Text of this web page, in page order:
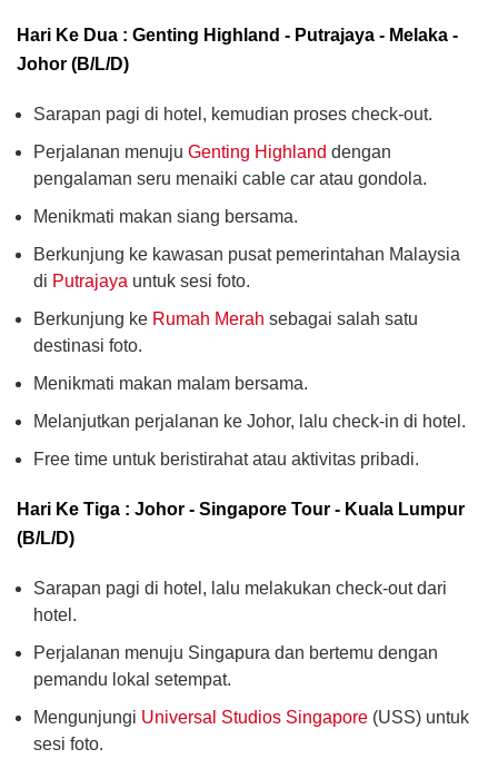
Hari Ke Dua : Genting Highland - Putrajaya - Melaka -
Johor (B/L/D)
Sarapan pagi di hotel, kemudian proses check-out.
Perjalanan menuju Genting Highland dengan
pengalaman seru menaiki cable car atau gondola.
Menikmati makan siang bersama.
Berkunjung ke kawasan pusat pemerintahan Malaysia
di Putrajaya untuk sesi foto.
Berkunjung ke Rumah Merah sebagai salah satu
destinasi foto.
Menikmati makan malam bersama.
Melanjutkan perjalanan ke Johor, lalu check-in di hotel.
Free time untuk beristirahat atau aktivitas pribadi.
Hari Ke Tiga : Johor - Singapore Tour - Kuala Lumpur
(B/L/D)
Sarapan pagi di hotel, lalu melakukan check-out dari
hotel.
Perjalanan menuju Singapura dan bertemu dengan
pemandu lokal setempat.
Mengunjungi Universal Studios Singapore (USS) untuk
sesi foto.